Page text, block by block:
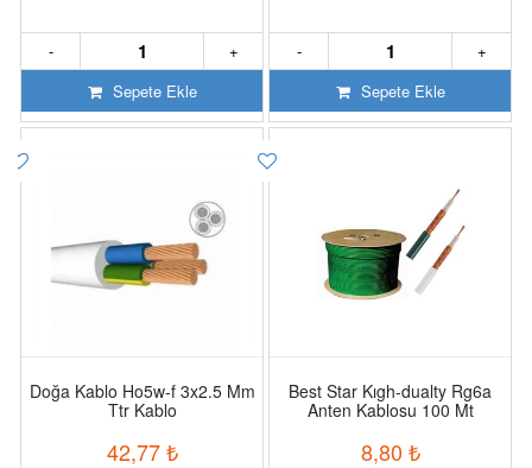
+
-
Sepete Ekle
+
-
Sepete Ekle
Doğa Kablo Ho5w-f 3x2.5 Mm
Ttr Kablo
42,77₺
Best Star Kıgh-dualty Rg6a
Anten Kablosu 100 Mt
8,80 ₺